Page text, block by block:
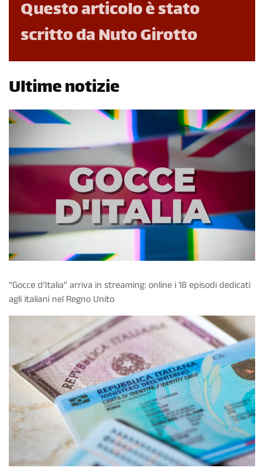
Questo articolo è stato
scritto da Nuto Girotto
Ultime notizie
“Gocce d’Italia” arriva in streaming: online i 18 episodi dedicati
agli italiani nel Regno Unito